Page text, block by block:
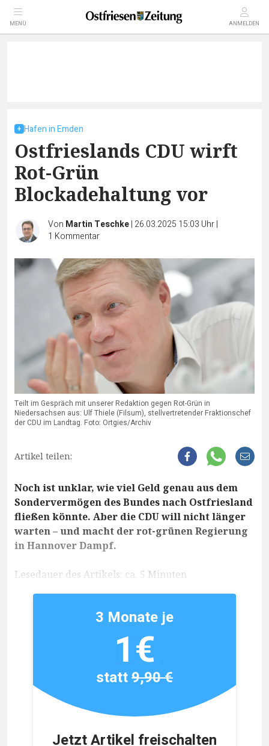
MENÜ ANMELDEN
Hafen in Emden
Ostfrieslands CDU wirft
Rot-Grün
Blockadehaltung vor
Von Martin Teschke| 26.03.2025 15:03 Uhr|
1 Kommentar
Teilt im Gespräch mit unserer Redaktion gegen Rot-Grün in
Niedersachsen aus: Ulf Thiele (Filsum), stellvertretender Fraktionschef
der CDU im Landtag. Foto: Ortgies/Archiv
Artikel teilen:
Noch ist unklar, wie viel Geld genau aus dem
Sondervermögen des Bundes nach Ostfriesland
fließen könnte. Aber die CDU will nicht länger
warten – und macht der rot-grünen Regierung
in Hannover Dampf.
Lesedauer des Artikels: ca. 5 Minuten
Jetzt Artikel freischalten
3 Monate je
1€
statt9,90 €